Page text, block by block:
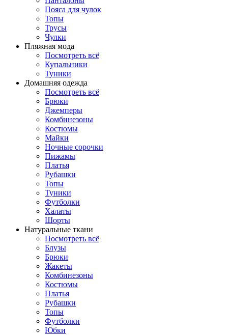
Поясa для чулок
Топы
Трусы
Чулки
Пляжная мода
Посмотреть всё
Купальники
Туники
Домашняя одежда
Посмотреть всё
Брюки
Джемперы
Комбинезоны
Костюмы
Майки
Ночные сорочки
Пижамы
Платья
Рубашки
Топы
Туники
Футболки
Халаты
Шорты
Натуральные ткани
Посмотреть всё
Блузы
Брюки
Жакеты
Комбинезоны
Костюмы
Платья
Рубашки
Топы
Футболки
Юбки